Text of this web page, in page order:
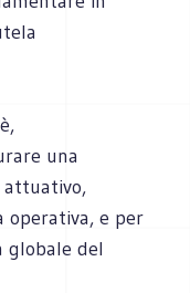
una
attuativo,
operativa, e per
globale del